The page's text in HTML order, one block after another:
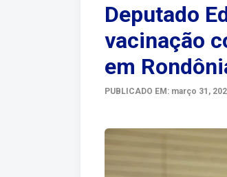
Deputado
vacinação
em
PUBLICADO EM: março 31,